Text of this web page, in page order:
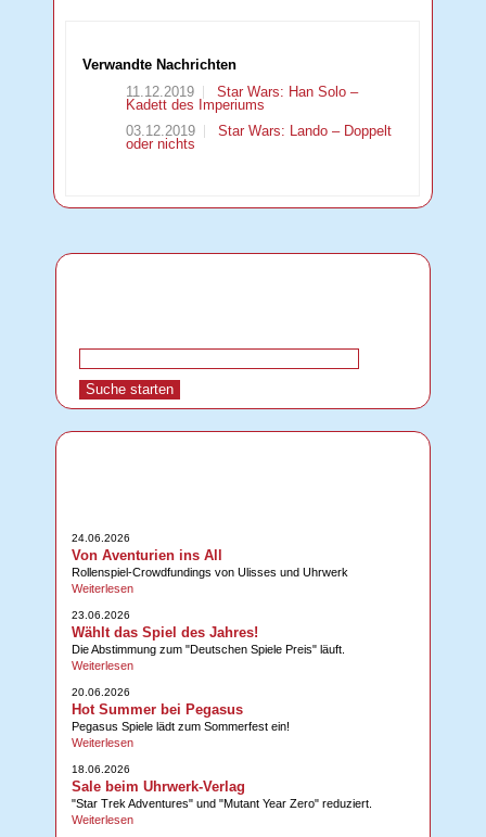
Verwandte Nachrichten
11.12.2019
Star Wars: Han Solo –
Kadett des Imperiums
03.12.2019
Star Wars: Lando – Doppelt
oder nichts
24.06.2026
Von Aventurien ins All
Rollenspiel-Crowdfundings von Ulisses und Uhrwerk
Weiterlesen
23.06.2026
Wählt das Spiel des Jahres!
Die Abstimmung zum "Deutschen Spiele Preis" läuft.
Weiterlesen
20.06.2026
Hot Summer bei Pegasus
Pegasus Spiele lädt zum Sommerfest ein!
Weiterlesen
18.06.2026
Sale beim Uhrwerk-Verlag
"Star Trek Adventures" und "Mutant Year Zero" reduziert.
Weiterlesen